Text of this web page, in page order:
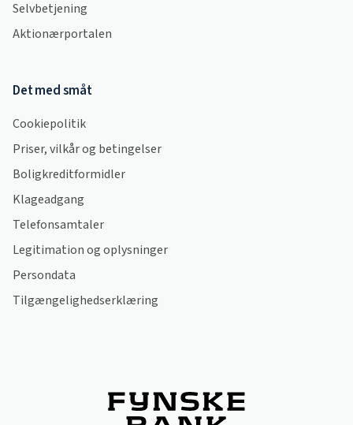
Selvbetjening
Aktionærportalen
Det med småt
Cookiepolitik
Priser, vilkår og betingelser
Boligkreditformidler
Klageadgang
Telefonsamtaler
Legitimation og oplysninger
Persondata
Tilgængelighedserklæring